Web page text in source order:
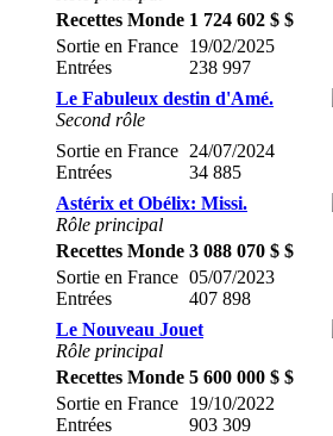
Recettes Monde 1 724 602 $ $
Sortie en France
Entrées
19/02/2025
238 997
Le Fabuleux destin d'Amé.
Second rôle
Sortie en France
Entrées
24/07/2024
34 885
Astérix et Obélix: Missi.
Rôle principal
Recettes Monde 3 088 070 $ $
Sortie en France
Entrées
05/07/2023
407 898
Le Nouveau Jouet
Rôle principal
Recettes Monde 5 600 000 $ $
Sortie en France
Entrées
19/10/2022
903 309